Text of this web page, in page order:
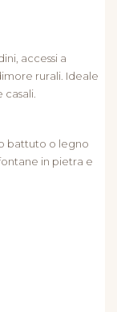
accessi a
rurali. Ideale
battuto o legno
in pietra e